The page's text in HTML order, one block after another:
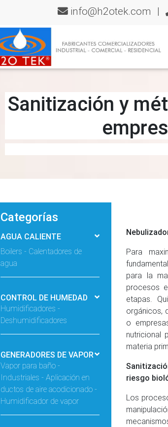
info@h2otek.com |
Sanitización y
Categorías
AGUA CALIENTE
Boilers - Calentadores de
agua
CONTROL DE HUMEDAD
Humidificadores -
Deshumidificadores
GENERADORES DE VAPOR
Vapor para baño -
Industriales - Aplicación en
ductos de aire acodicionado -
Humidificador de vapor
Para
para la
procesos
etapas.
orgánicos,
o
nutricional
materia
riesgo
Los